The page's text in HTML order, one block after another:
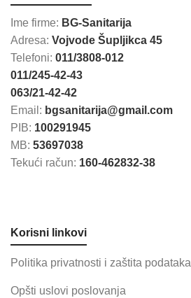
Ime firme: BG-Sanitarija
Adresa: Vojvode Šupljikca 45
Telefoni: 011/3808-012
011/245-42-43
063/21-42-42
Email: bgsanitarija@gmail.com
PIB: 100291945
MB: 53697038
Tekući račun: 160-462832-38
Korisni linkovi
Politika privatnosti i zaštita podataka
Opšti uslovi poslovanja